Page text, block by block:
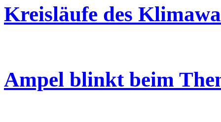
Kreisläufe des
Ampel blinkt beim